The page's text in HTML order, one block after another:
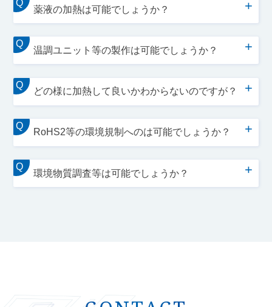
Q
薬液の加熱は可能でしょうか？ +
Q
温調ユニット等の製作は可能でしょうか？ +
Q
どの様に加熱して良いかわからないのですが？ +
Q
RoHS2等の環境規制へのは可能でしょうか？ +
Q
環境物質調査等は可能でしょうか？ +